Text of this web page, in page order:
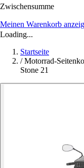
Zwischensumme
Meinen Warenkorb
Loading...
Startseite
/ Motorrad-
Stone 21